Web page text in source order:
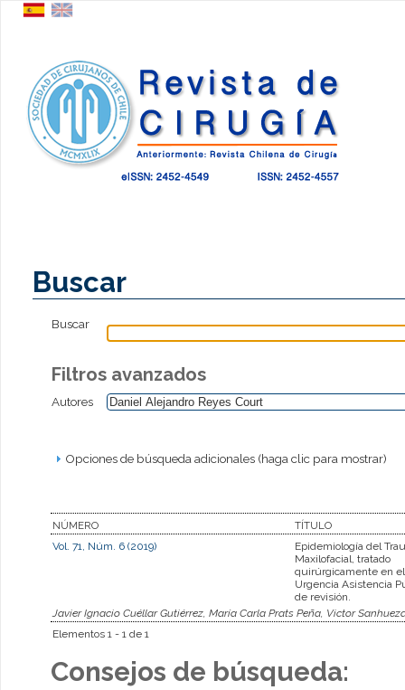
Buscar
Buscar
Filtros avanzados
Autores
Opciones de búsqueda adicionales (haga clic para mostrar)
NÚMERO
TÍTULO
Vol. 71, Núm. 6 (2019)
Epidemiología del
Maxilofacial, tratado
quirúrgicamente en
Urgencia Asistencia
de revisión.
Javier Ignacio Cuéllar Gutiérrez, María Carla Prats Peña, Victor
Elementos 1 - 1 de 1
Consejos de búsqueda: